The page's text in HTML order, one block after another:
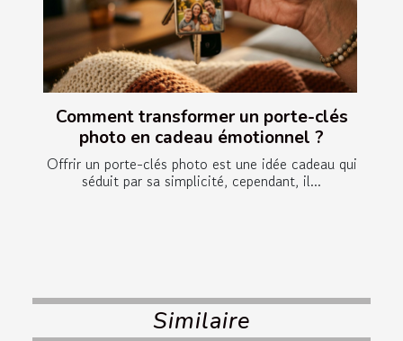
Comment transformer un porte-clés
photo en cadeau émotionnel ?
Offrir un porte-clés photo est une idée cadeau qui
séduit par sa simplicité, cependant, il...
Similaire